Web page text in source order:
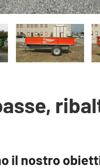
il nostro